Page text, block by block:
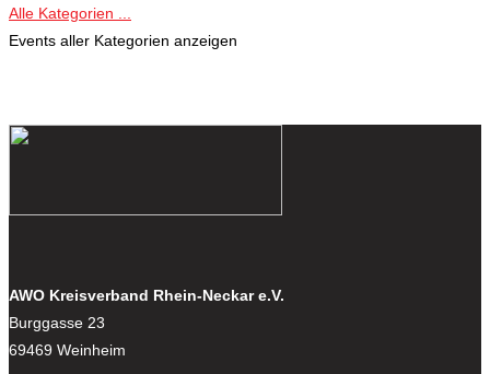
Alle Kategorien ...
Events aller Kategorien anzeigen
AWO Kreisverband Rhein-Neckar e.V.
Burggasse 23
69469 Weinheim